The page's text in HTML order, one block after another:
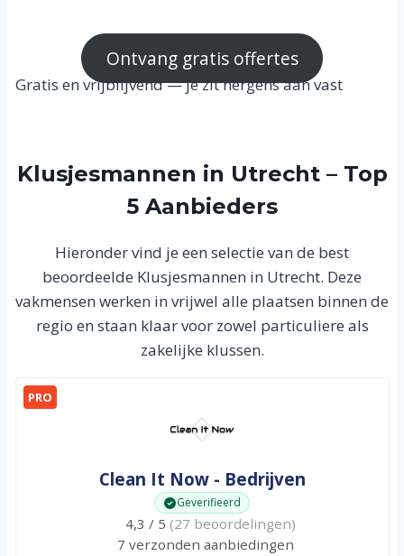
Ontvang gratis offertes
Gratis en vrijblijvend — je zit nergens aan vast
Klusjesmannen in Utrecht – Top
5 Aanbieders
Hieronder vind je een selectie van de best
beoordeelde Klusjesmannen in Utrecht. Deze
vakmensen werken in vrijwel alle plaatsen binnen de
regio en staan klaar voor zowel particuliere als
zakelijke klussen.
PRO
Clean It Now - Bedrijven
Geverifieerd
4,3 / 5 (27 beoordelingen)
7 verzonden aanbiedingen